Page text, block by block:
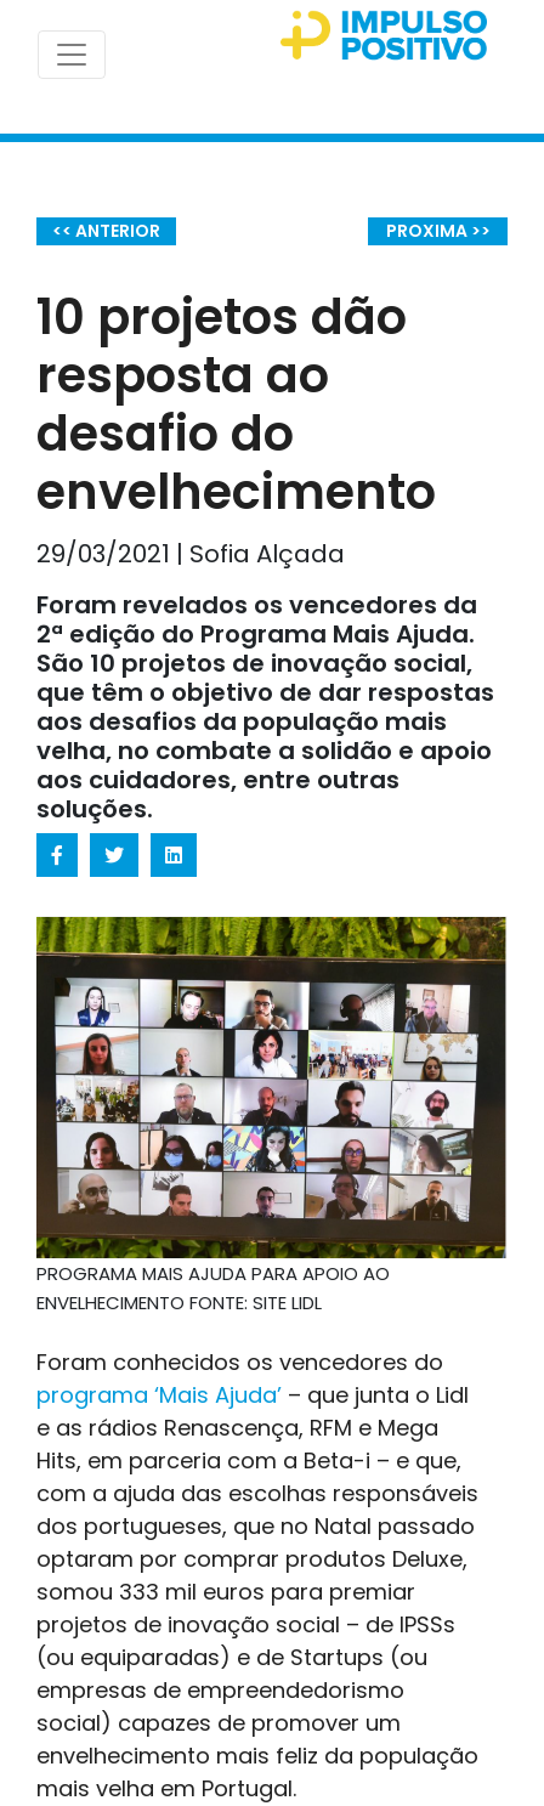
<< ANTERIOR PROXIMA >>
10 projetos dão
resposta ao
desafio do
envelhecimento
29/03/2021 | Sofia Alçada
Foram revelados os vencedores da
2ª edição do Programa Mais Ajuda.
São 10 projetos de inovação social,
que têm o objetivo de dar respostas
aos desafios da população mais
velha, no combate a solidão e apoio
aos cuidadores, entre outras
soluções.
PROGRAMA MAIS AJUDA PARA APOIO AO
ENVELHECIMENTO FONTE: SITE LIDL
Foram conhecidos os vencedores do
programa ‘Mais Ajuda’ – que junta o Lidl
e as rádios Renascença, RFM e Mega
Hits, em parceria com a Beta-i – e que,
com a ajuda das escolhas responsáveis
dos portugueses, que no Natal passado
optaram por comprar produtos Deluxe,
somou 333 mil euros para premiar
projetos de inovação social – de IPSSs
(ou equiparadas) e de Startups (ou
empresas de empreendedorismo
social) capazes de promover um
envelhecimento mais feliz da população
mais velha em Portugal.